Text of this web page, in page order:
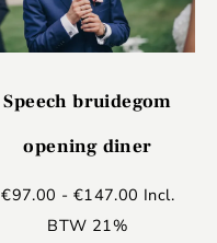
Speech bruidegom
opening diner
€97.00 - €147.00 Incl.
BTW 21%